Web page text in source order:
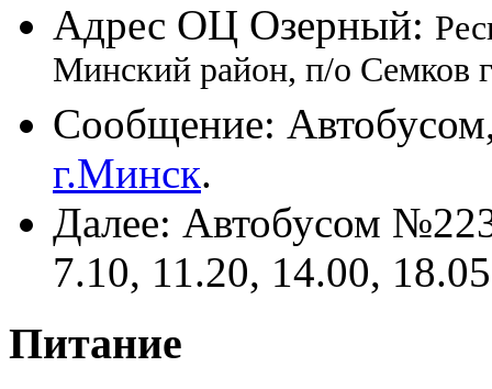
Адрес ОЦ Озерный:
Минский район, п/о Семков
Сообщение:
г.Минск.
Далее: Автобусом
7.10, 11.20, 14.00, 18.05
Питание